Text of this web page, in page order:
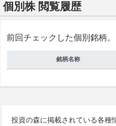
個別株 閲覧履歴
前回チェックした個別銘柄。
銘柄名称
投資の森に掲載されている各種